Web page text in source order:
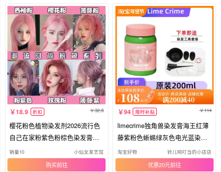
18.9 折扣 32.8
樱花粉色植物染发剂2026流行色
自己在家粉紫色粉棕色染发膏女
灰粉
销量10 小仙女发艺馆
购买
94 限时补贴 114
limecrime独角兽染发膏海王红薄
藤紫粉色蜥蜴绿灰色电光蓝染发
剂
淘宝好物 铃儿响叮当的小店店
优惠20元